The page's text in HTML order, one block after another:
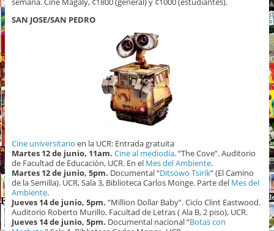
SAN JOSE/SAN PEDRO
Cine universitario en la UCR: Entrada gratuita
Martes 12 de junio, 11am. Cine al mediodía. “The Cove”. Auditorio
de Facultad de Educación, UCR. En el Mes del Ambiente.
Martes 12 de junio, 5pm. Documental “Ditsöwö Tsirík” (El Camino
de la Semilla). UCR, Sala 3, Biblioteca Carlos Monge. Parte del Mes del
Ambiente.
Jueves 14 de junio, 5pm. “Million Dollar Baby”. Ciclo Clint Eastwood.
Auditorio Roberto Murillo, Facultad de Letras ( Ala B, 2 piso), UCR.
Jueves 14 de junio, 5pm. Documental nacional “Botas con